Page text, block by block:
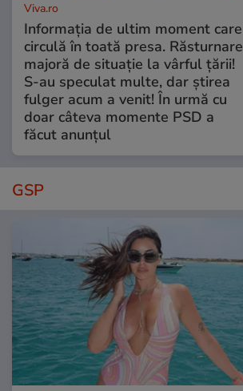
Viva.ro
Informația de ultim moment care
circulă în toată presa. Răsturnare
majoră de situație la vârful țării!
S-au speculat multe, dar știrea
fulger acum a venit! În urmă cu
doar câteva momente PSD a
făcut anunțul
GSP